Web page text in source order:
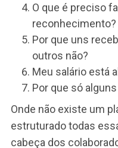
Por que uns
Como evoluir
Por que uns
esquecidos na
O que é
Por que uns